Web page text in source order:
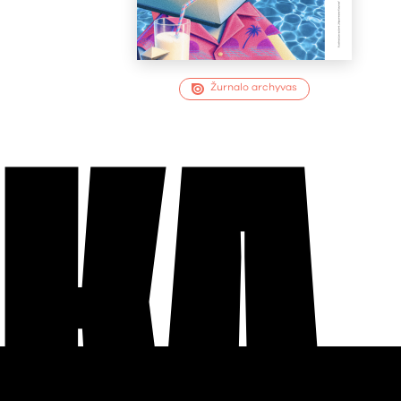
Žurnalo archyvas